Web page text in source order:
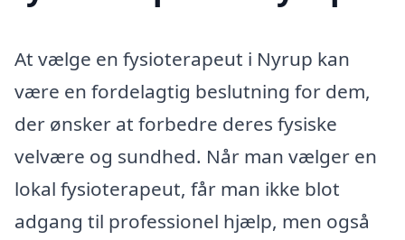
At vælge en fysioterapeut i Nyrup kan
være en fordelagtig beslutning for dem,
der ønsker at forbedre deres fysiske
velvære og sundhed. Når man vælger en
lokal fysioterapeut, får man ikke blot
adgang til professionel hjælp, men også